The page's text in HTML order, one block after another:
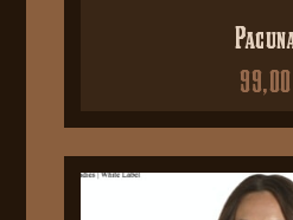
99,00